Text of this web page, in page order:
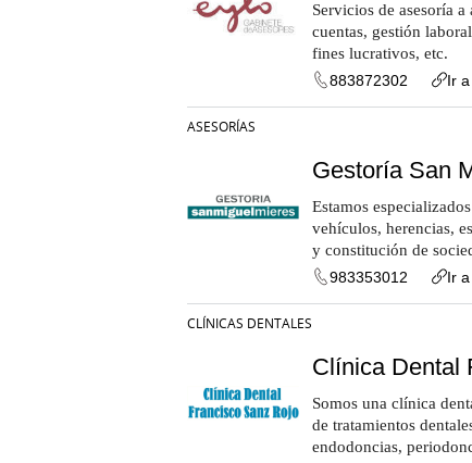
Servicios de asesoría
cuentas, gestión
fines lucrativos, etc.
883872302
Ir
ASESORÍAS
Gestoría San
Estamos
vehículos, herencias,
y constitución de
983353012
Ir
CLÍNICAS DENTALES
Clínica Dental
Somos una clínica
de tratamientos
endodoncias,